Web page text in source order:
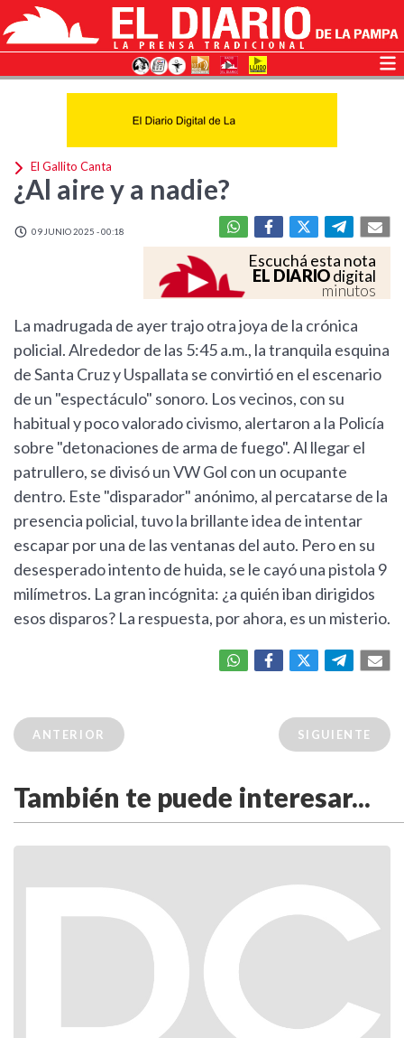
El Gallito Canta
¿Al aire y a nadie?
09 JUNIO 2025 - 00:18
Escuchá esta nota
EL DIARIOdigital
minutos
La madrugada de ayer trajo otra joya de la crónica
policial. Alrededor de las 5:45 a.m., la tranquila esquina
de Santa Cruz y Uspallata se convirtió en el escenario
de un "espectáculo" sonoro. Los vecinos, con su
habitual y poco valorado civismo, alertaron a la Policía
sobre "detonaciones de arma de fuego". Al llegar el
patrullero, se divisó un VW Gol con un ocupante
dentro. Este "disparador" anónimo, al percatarse de la
presencia policial, tuvo la brillante idea de intentar
escapar por una de las ventanas del auto. Pero en su
desesperado intento de huida, se le cayó una pistola 9
milímetros. La gran incógnita: ¿a quién iban dirigidos
esos disparos? La respuesta, por ahora, es un misterio.
ANTERIOR SIGUIENTE
También te puede interesar...